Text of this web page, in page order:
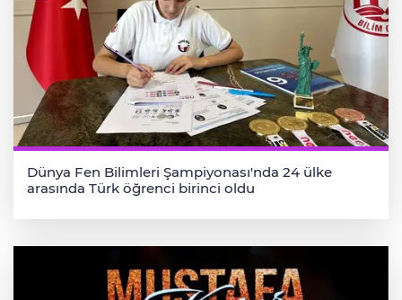
Dünya Fen Bilimleri Şampiyonası'nda 24 ülke
arasında Türk öğrenci birinci oldu